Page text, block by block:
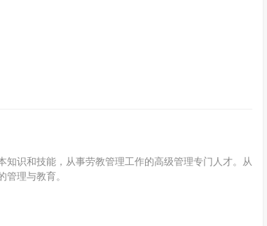
知识和技能，从事劳教管理工作的高级管理专门人才。从
管理与教育。